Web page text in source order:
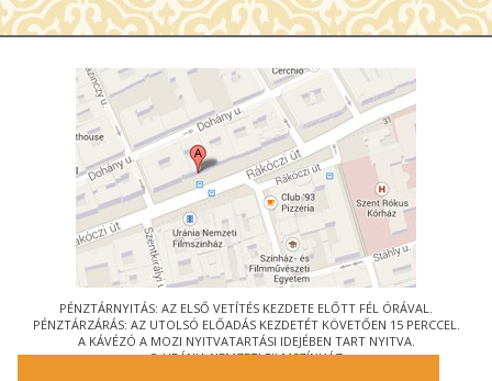
PÉNZTÁRNYITÁS: AZ ELSŐ VETÍTÉS KEZDETE ELŐTT FÉL ÓRÁVAL.
PÉNZTÁRZÁRÁS: AZ UTOLSÓ ELŐADÁS KEZDETÉT KÖVETŐEN 15 PERCCEL.
A KÁVÉZÓ A MOZI NYITVATARTÁSI IDEJÉBEN TART NYITVA.
© URÁNIA NEMZETI FILMSZÍNHÁZ